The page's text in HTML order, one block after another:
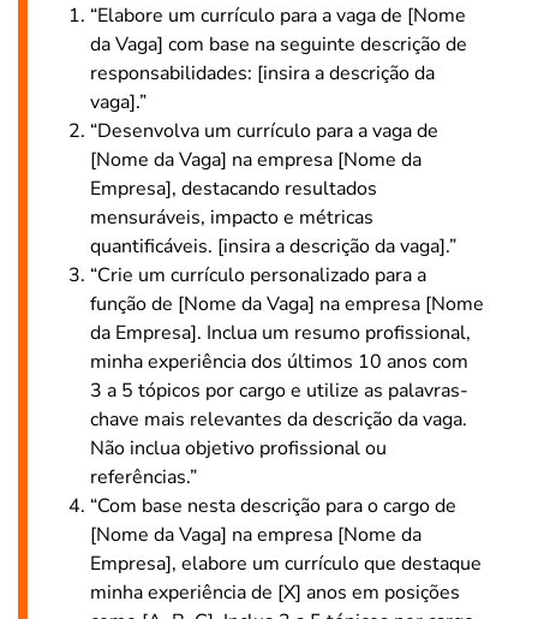
“Elabore um currículo para a vaga de [Nome
da Vaga] com base na seguinte descrição de
responsabilidades: [insira a descrição da
vaga].”
“Desenvolva um currículo para a vaga de
[Nome da Vaga] na empresa [Nome da
Empresa], destacando resultados
mensuráveis, impacto e métricas
quantificáveis. [insira a descrição da vaga].”
“Crie um currículo personalizado para a
função de [Nome da Vaga] na empresa [Nome
da Empresa]. Inclua um resumo profissional,
minha experiência dos últimos 10 anos com
3 a 5 tópicos por cargo e utilize as palavras-
chave mais relevantes da descrição da vaga.
Não inclua objetivo profissional ou
referências.”
“Com base nesta descrição para o cargo de
[Nome da Vaga] na empresa [Nome da
Empresa], elabore um currículo que destaque
minha experiência de [X] anos em posições